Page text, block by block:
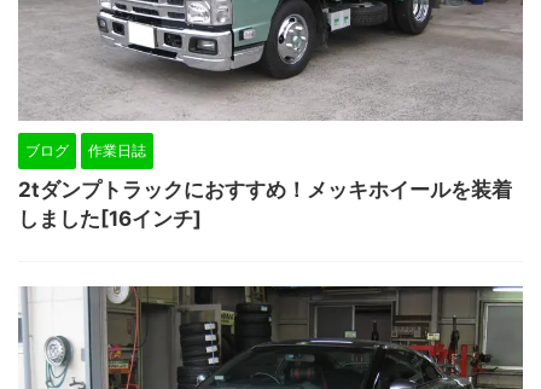
ブログ 作業日誌
2tダンプトラックにおすすめ！メッキホイールを装着
しました[16インチ]